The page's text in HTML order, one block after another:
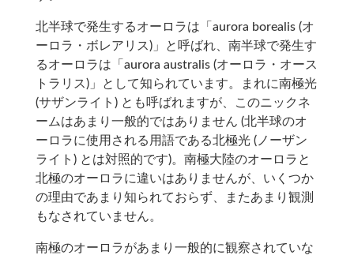
北半球で発生するオーロラは「aurora borealis (オ
ーロラ・ボレアリス)」と呼ばれ、南半球で発生す
るオーロラは「aurora australis (オーロラ・オース
トラリス)」として知られています。まれに南極光
(サザンライト) とも呼ばれますが、このニックネ
ームはあまり一般的ではありません (北半球のオ
ーロラに使用される用語である北極光 (ノーザン
ライト) とは対照的です)。南極大陸のオーロラと
北極のオーロラに違いはありませんが、いくつか
の理由であまり知られておらず、またあまり観測
もなされていません。
南極のオーロラがあまり一般的に観察されていな